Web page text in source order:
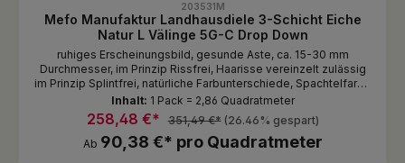
203531M
Mefo Manufaktur Landhausdiele 3-Schicht Eiche
Natur L Välinge 5G-C Drop Down
ruhiges Erscheinungsbild, gesunde Aste, ca. 15-30 mm
Durchmesser, im Prinzip Rissfrei, Haarisse vereinzelt zulässig
im Prinzip Splintfrei, natürliche Farbunterschiede, Spachtelfarbe
schwarz Oberfläche Standardmässig naturbelassen 1 Lage im
Paket gestoßen Stellen Sie sich Ihern Traumboden zusammen
wie Sie es möchten von komplett natürlich, glatt/Oberfläche
unbehandelt, bis 3D gebürstet mit gebeizter und endgeölter
Oberfläche.
Ab 90,38 €* pro Quadratmeter
258,48 €* 351,49 €* (26.46% gespart)
Inhalt: 1 Pack = 2,86 Quadratmeter